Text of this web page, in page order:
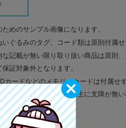
めのサンプル画像になります。
ぐるみのタグ、コード類は原則付属せ
記載が無い限り取り扱い商品は原則、
証対象外となります。
カードなどのメモリーカードは付属せ
面のキズに関しまして再生に支障が無
ラ